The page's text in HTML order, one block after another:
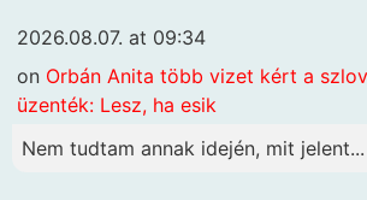
2026.08.07. at 09:34
on Orbán Anita több vizet kért a
üzenték: Lesz, ha esik
Nem tudtam annak idején, mit jelent...